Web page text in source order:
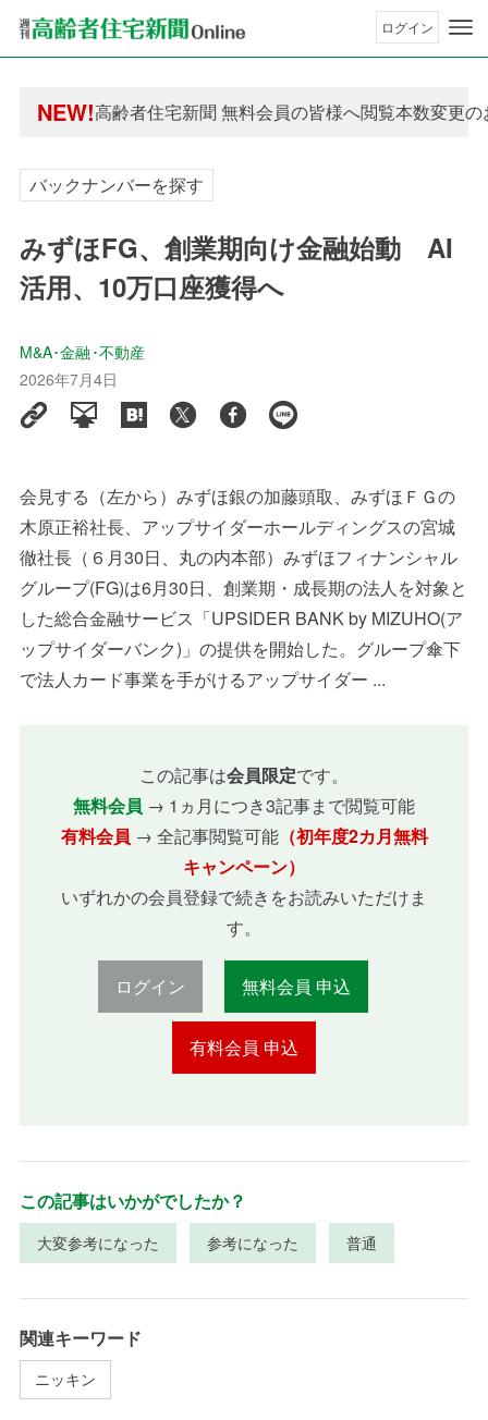
ログイン
NEW!高齢者住宅新聞 無料会員の皆様へ閲覧本数変更
高齢者住宅新聞 無料会員の皆様へ閲覧本数変更
バックナンバーを探す
みずほFG、創業期向け金融始動 AI
活用、10万口座獲得へ
M&A･金融･不動産
2026年7月4日
会見する（左から）みずほ銀の加藤頭取、みずほＦＧの
木原正裕社長、アップサイダーホールディングスの宮城
徹社長（６月30日、丸の内本部）みずほフィナンシャル
グループ(FG)は6月30日、創業期・成長期の法人を対象と
した総合金融サービス「UPSIDER BANK by MIZUHO(ア
ップサイダーバンク)」の提供を開始した。グループ傘下
で法人カード事業を手がけるアップサイダー ...
この記事は会員限定です。
無料会員 → 1ヵ月につき3記事まで閲覧可能
有料会員 → 全記事閲覧可能（初年度2カ月無料
キャンペーン）
いずれかの会員登録で続きをお読みいただけま
す。
ログイン 無料会員 申込
有料会員 申込
この記事はいかがでしたか？
大変参考になった 参考になった 普通
関連キーワード
ニッキン